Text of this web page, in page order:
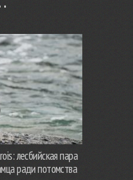
лесбийская пара
ради потомства